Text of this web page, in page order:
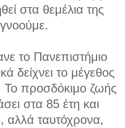
στα θεμέλια της
το Πανεπιστήμιο
δείχνει το μέγεθος
προσδόκιμο ζωής
στα 85 έτη και
αλλά ταυτόχρονα,